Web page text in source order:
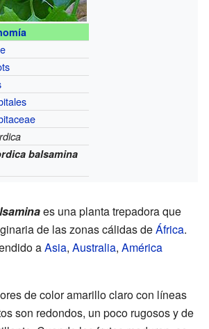
balsamina
es una planta trepadora que
de las zonas cálidas deÁfrica.
aAsia, Australia, América
de color amarillo claro con líneas
son redondos, un poco rugosos y de